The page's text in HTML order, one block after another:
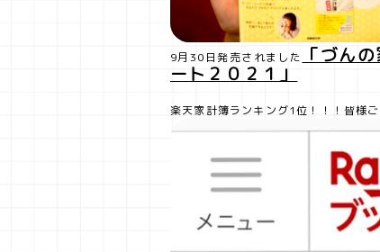
9月30日発売されました
「づん
ート２０２１」
楽天家計簿ランキング1位！！！皆様